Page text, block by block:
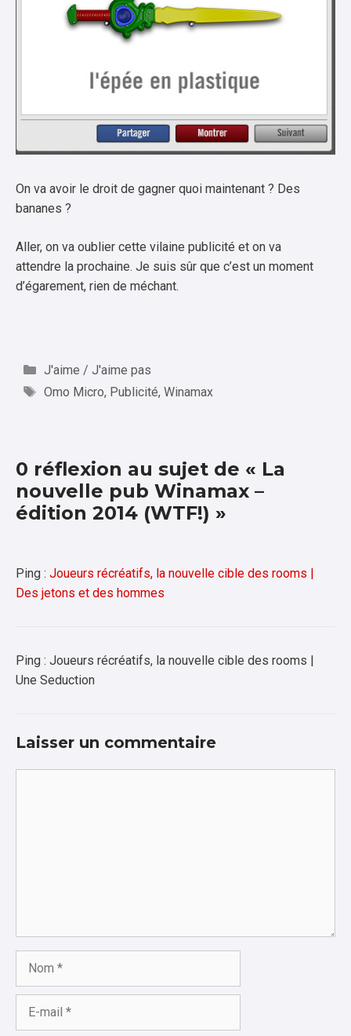
On va avoir le droit de gagner quoi maintenant ? Des
bananes ?
Aller, on va oublier cette vilaine publicité et on va
attendre la prochaine. Je suis sûr que c’est un moment
d’égarement, rien de méchant.
Catégories
J'aime / J'aime pas
Étiquettes
Omo Micro, Publicité, Winamax
0 réflexion au sujet de « La
nouvelle pub Winamax –
édition 2014 (WTF!) »
Ping : Joueurs récréatifs, la nouvelle cible des rooms |
Des jetons et des hommes
Ping : Joueurs récréatifs, la nouvelle cible des rooms |
Une Seduction
Laisser un commentaire